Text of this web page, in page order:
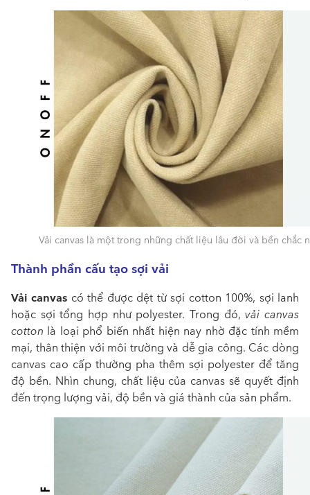
Vải canvas là một trong những chất liệu lâu đời và bền chắc
Thành phần cấu tạo sợi vải
Vải canvas có thể được dệt từ sợi cotton 100%, sợi lanh
hoặc sợi tổng hợp như polyester. Trong đó,vải canvas
cotton là loại phổ biến nhất hiện nay nhờ đặc tính mềm
mại, thân thiện với môi trường và dễ gia công. Các dòng
canvas cao cấp thường pha thêm sợi polyester để tăng
độ bền. Nhìn chung, chất liệu của canvas sẽ quyết định
đến trọng lượng vải, độ bền và giá thành của sản phẩm.